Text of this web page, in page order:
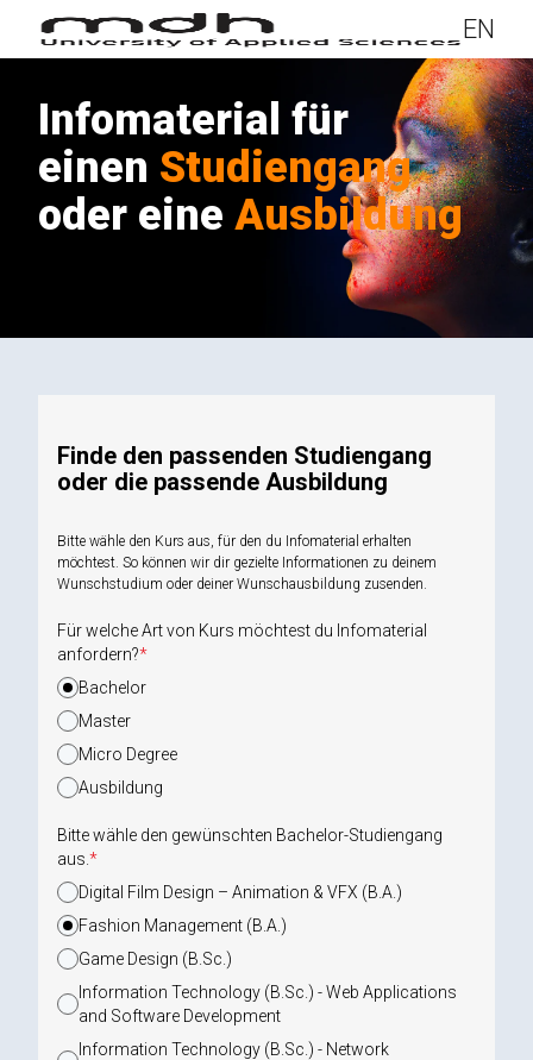
EN
Infomaterial für
einen Studiengang
oder eine Ausbildung
Finde den passenden Studiengang
oder die passende Ausbildung
Bitte wähle den Kurs aus, für den du Infomaterial erhalten
möchtest. So können wir dir gezielte Informationen zu deinem
Wunschstudium oder deiner Wunschausbildung zusenden.
Für welche Art von Kurs möchtest du Infomaterial
anfordern?*
Bachelor
Master
Micro Degree
Ausbildung
Bitte wähle den gewünschten Bachelor-Studiengang
aus. *
Digital Film Design – Animation & VFX (B.A.)
Fashion Management (B.A.)
Game Design (B.Sc.)
Information Technology (B.Sc.) - Web Applications
and Software Development
Information Technology (B.Sc.) - Network